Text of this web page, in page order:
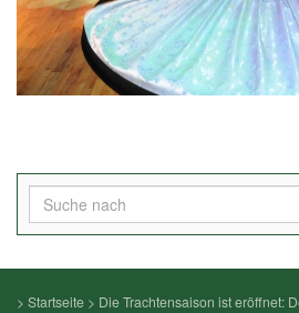
> Startseite > Die Trachtensaison ist eröffnet: